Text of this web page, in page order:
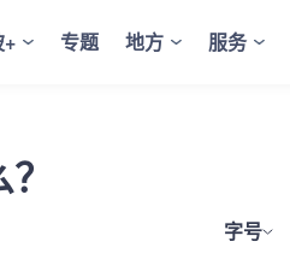
专题 地方 服务
字号